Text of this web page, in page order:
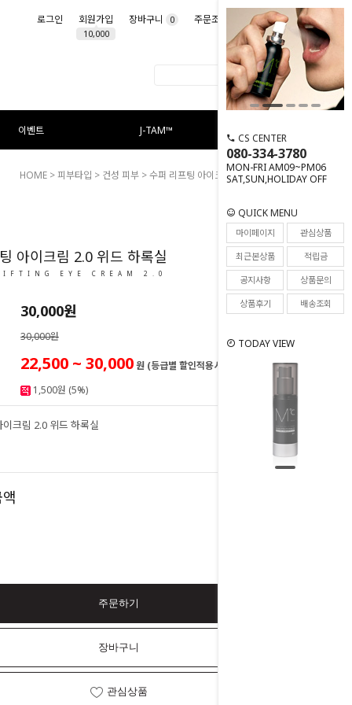
로그인 회원가입
10,000
장바구니 0 주문조회 마이페이지
이벤트 J-TAM™
CS CENTER
080-334-3780
MON-FRI AM09~PM06
SAT,SUN,HOLIDAY OFF
QUICK MENU
마이페이지
관심상품
최근본상품
적립금
공지사항
상품문의
상품후기
배송조회
TODAY VIEW
HOME >피부타입 > 건성 피부 > 수퍼 리프팅 아이크림 2.0 위드 하록실
67
아이크림 2.0 위드 하록실
EYE CREAM 2.0
30,000원
30,000원
22,500 ~ 30,000원 (등급별 할인적용시)
1,500원 (5%)
크림 2.0 위드 하록실
30,000원
주문하기
장바구니
관심상품